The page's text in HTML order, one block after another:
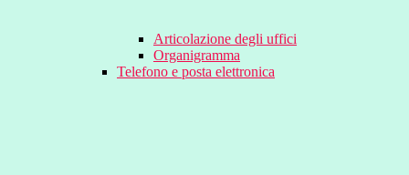
Articolazione degli uffici
Organigramma
Telefono e posta elettronica